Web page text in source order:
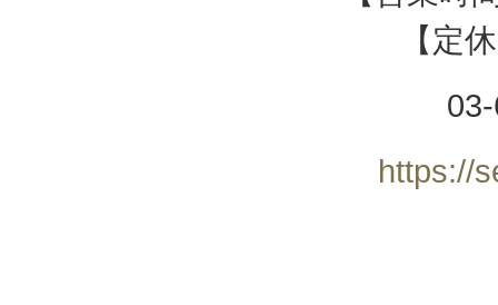
【定
https://